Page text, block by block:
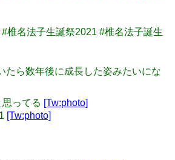
椎名法子生誕祭2021 #椎名法子誕生
たら数年後に成長した姿みたいにな
ってる [Tw:photo]
[Tw:photo]